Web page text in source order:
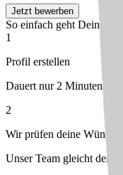
Jetzt bewerben
So einfach geht Deine
1
Profil erstellen
Dauert nur 2 Minuten –
2
Wir prüfen deine Wünsche
Unser Team gleicht dein